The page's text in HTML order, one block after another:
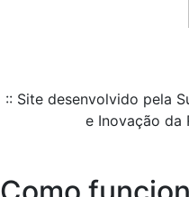
:: Site desenvolvido pela
e Inovação da